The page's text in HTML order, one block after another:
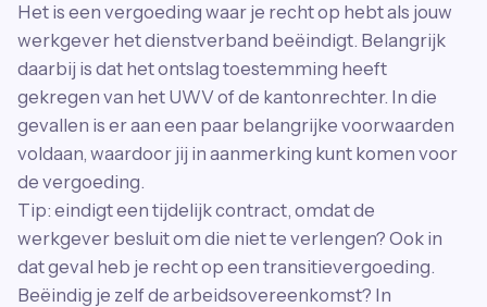
Het is een vergoeding waar je recht op hebt als jouw
werkgever het dienstverband beëindigt. Belangrijk
daarbij is dat het ontslag toestemming heeft
gekregen van het UWV of de kantonrechter. In die
gevallen is er aan een paar belangrijke voorwaarden
voldaan, waardoor jij in aanmerking kunt komen voor
de vergoeding.
Tip: eindigt een tijdelijk contract, omdat de
werkgever besluit om die niet te verlengen? Ook in
dat geval heb je recht op een transitievergoeding.
Beëindig je zelf de arbeidsovereenkomst? In